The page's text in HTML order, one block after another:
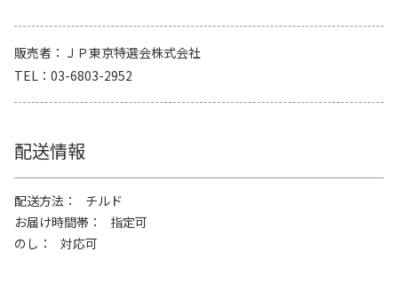
販売者
ＪＰ東京特選会株式会社
TEL
03-6803-2952
配送情報
配送方法
チルド
お届け時間帯
指定可
のし
対応可